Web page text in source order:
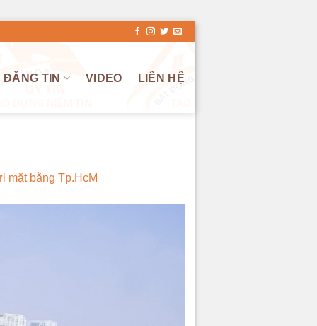
ĐĂNG TIN VIDEO LIÊN HỆ
mặt bằng Tp.HcM